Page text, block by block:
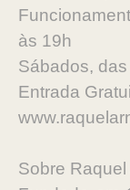
às 19h
Sábados,
Entrada
Sobre Raquel